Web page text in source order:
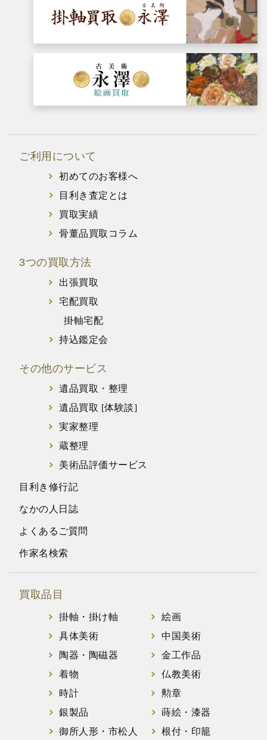
ご利用について
初めてのお客様へ
目利き査定とは
買取実績
骨董品買取コラム
3つの買取方法
出張買取
宅配買取
掛軸宅配
持込鑑定会
その他のサービス
遺品買取・整理
遺品買取 [体験談]
実家整理
蔵整理
美術品評価サービス
目利き修行記
なかの人日誌
よくあるご質問
作家名検索
買取品目
掛軸・掛け軸
絵画
具体美術
中国美術
陶器・陶磁器
金工作品
着物
仏教美術
時計
勲章
銀製品
蒔絵・漆器
御所人形・市松人
根付・印籠